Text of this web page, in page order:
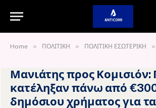
Home » ΠΟΛΙΤΙΚΗ » ΠΟΛΙΤΙΚΗ ΕΣΩΤΕΡΙΚΗ »
Μανιάτης προς Κομισιόν:
κατέληξαν πάνω από
δημόσιου χρήματος για